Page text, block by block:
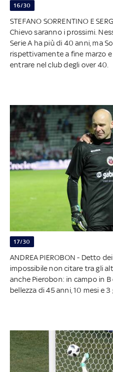
16/30
STEFANO SORRENTINO E
Chievo saranno i prossimi.
Serie A ha più di 40 anni, ma
rispettivamente a fine marzo
entrare nel club degli over 40.
17/30
ANDREA PIEROBON - Detto
impossibile non citare tra gli
anche Pierobon: in campo in
bellezza di 45 anni, 10 mesi e 3